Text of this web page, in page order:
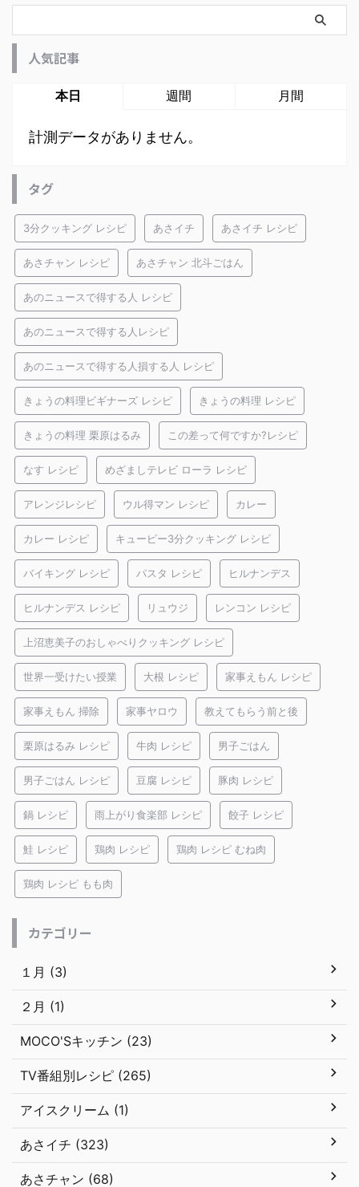
人気記事
本日 週間 月間
計測データがありません。
タグ
3分クッキング レシピ あさイチ あさイチ レシピ
あさチャン レシピ あさチャン 北斗ごはん
あのニュースで得する人 レシピ
あのニュースで得する人レシピ
あのニュースで得する人損する人 レシピ
きょうの料理ビギナーズ レシピ きょうの料理 レシピ
きょうの料理 栗原はるみ この差って何ですか?レシピ
なす レシピ めざましテレビ ローラ レシピ
アレンジレシピ ウル得マン レシピ カレー
カレー レシピ キューピー3分クッキング レシピ
バイキング レシピ パスタ レシピ ヒルナンデス
ヒルナンデス レシピ リュウジ レンコン レシピ
上沼恵美子のおしゃべりクッキング レシピ
世界一受けたい授業 大根 レシピ 家事えもん レシピ
家事えもん 掃除 家事ヤロウ 教えてもらう前と後
栗原はるみ レシピ 牛肉 レシピ 男子ごはん
男子ごはん レシピ 豆腐 レシピ 豚肉 レシピ
鍋 レシピ 雨上がり食楽部 レシピ 餃子 レシピ
鮭 レシピ 鶏肉 レシピ 鶏肉 レシピ むね肉
鶏肉 レシピ もも肉
カテゴリー
１月 (3)
２月 (1)
MOCO'Sキッチン (23)
TV番組別レシピ (265)
アイスクリーム (1)
あさイチ (323)
あさチャン (68)